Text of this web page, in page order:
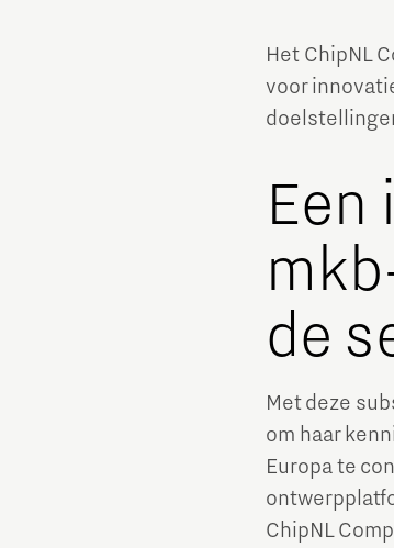
Het ChipNL
voor
Een
de
Met deze
om haar
Europa te
ChipNL